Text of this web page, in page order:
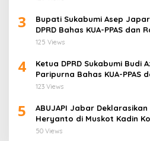
3
Bupati Sukabumi Asep
DPRD Bahas KUA-PPAS dan
125 Views
4
Ketua DPRD Sukabumi Budi
Paripurna Bahas KUA-
123 Views
5
ABUJAPI Jabar
Heryanto di Muskot Kadin
50 Views